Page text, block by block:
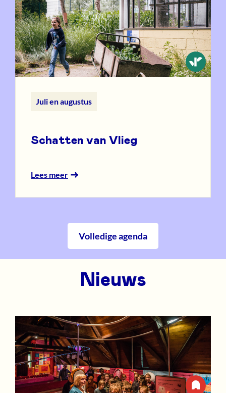
Juli en augustus
Schatten van Vlieg
Lees meer
Volledige agenda
Nieuws